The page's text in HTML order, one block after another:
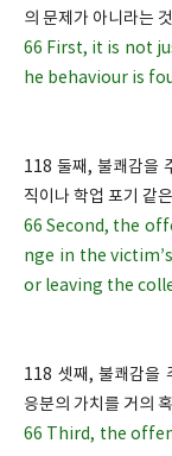
의 문제가 아니라는
66 First, it is not
he behaviour is
118 둘째, 불쾌감을
직이나 학업 포기 같
66 Second, the
nge in the
or leaving the
118 셋째, 불쾌감을
응분의 가치를 거의
66 Third, the